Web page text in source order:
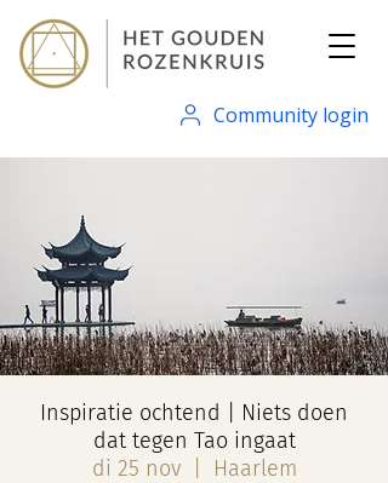
Community login
Inspiratie ochtend | Niets doen
dat tegen Tao ingaat
di 25 nov
  |
Haarlem